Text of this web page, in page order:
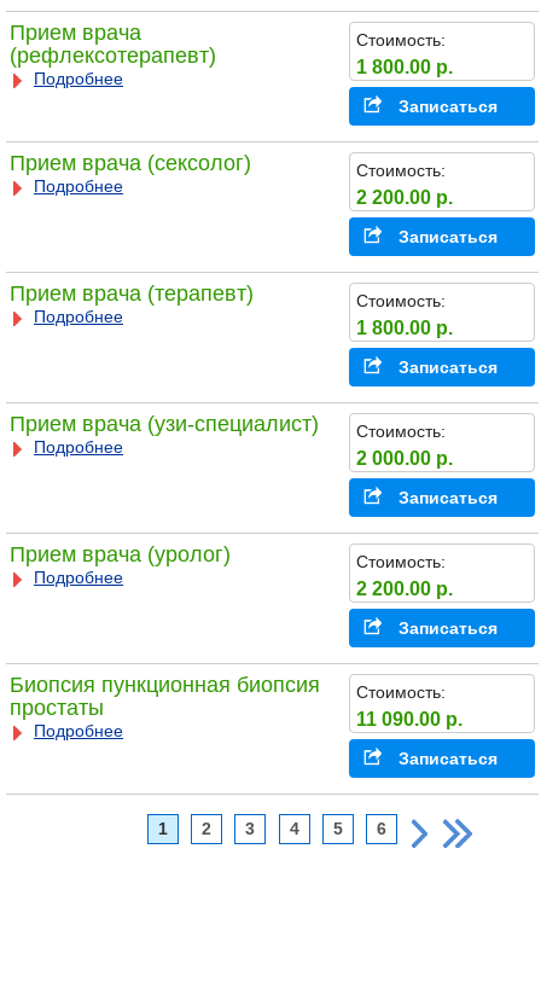
Прием врача
(рефлексотерапевт)
Подробнее
Стоимость:
1 800.00 р.
Записаться
Прием врача (сексолог)
Подробнее
Стоимость:
2 200.00 р.
Записаться
Прием врача (терапевт)
Подробнее
Стоимость:
1 800.00 р.
Записаться
Прием врача (узи-специалист)
Подробнее
Стоимость:
2 000.00 р.
Записаться
Прием врача (уролог)
Подробнее
Стоимость:
2 200.00 р.
Записаться
Биопсия пункционная биопсия
простаты
Подробнее
Стоимость:
11 090.00 р.
Записаться
1 2 3 4 5 6